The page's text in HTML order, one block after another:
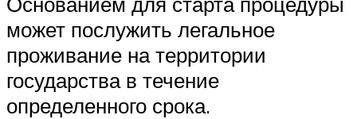
может послужить легальное
проживание на территории
государства в течение
определенного срока.